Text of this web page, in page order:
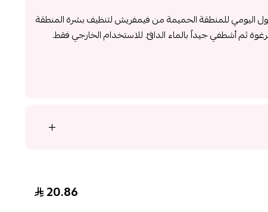
اليومي للمنطقة الحميمة من فيمفريش لتنظيف بشرة المنطقة
ثم أشطفي جيداً بالماء الدافئ. للاستخدام الخارجي فقط.
20.86